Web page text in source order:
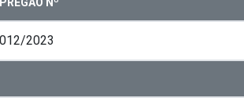
PREGÃO Nº
012/2023